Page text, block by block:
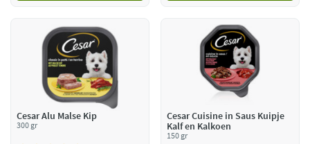
Cesar Alu Malse Kip
300 gr
Cesar Cuisine in Saus Kuipje
Kalf en Kalkoen
150 gr